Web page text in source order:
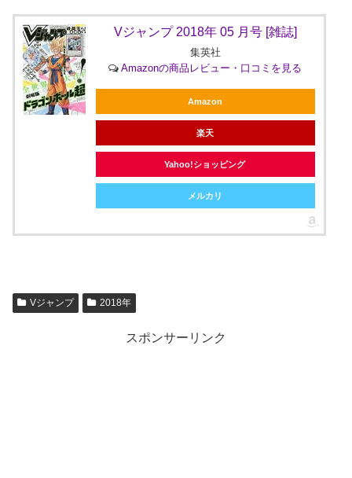
Vジャンプ 2018年 05 月号 [雑誌]
集英社
Amazonの商品レビュー・口コミを見る
Amazon
楽天
Yahoo!ショッピング
メルカリ
Vジャンプ 2018年
スポンサーリンク